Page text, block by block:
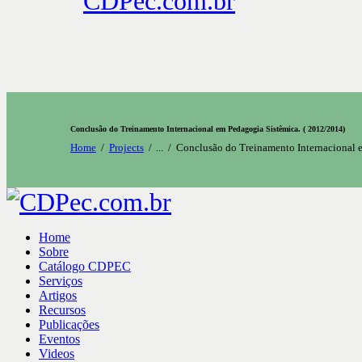
Conclusão do Treinamento Internacional em Pedagogia Sistêmica. ( 2012/2014)
Home Projects Conclusão do Treinamento Internacional
Home
Sobre
Catálogo CDPEC
Serviços
Artigos
Recursos
Publicações
Eventos
Videos